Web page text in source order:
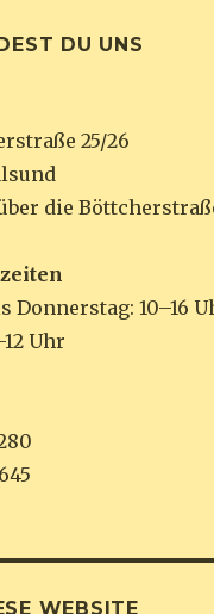
DU UNS
25/26
die
Donnerstag: 10–16
Uhr
WEBSITE